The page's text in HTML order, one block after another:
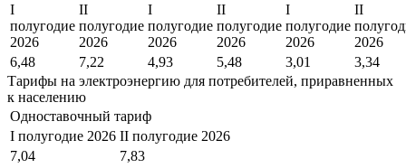
I
полугодие
2026
II
полугодие
2026
I
полугодие
2026
II
полугодие
2026
I
полугодие
2026
II
2026
6,48
7,22 4,93 5,48 3,01
3,34
Тарифы на электроэнергию для потребителей, приравненных
к населению
Одноставочный тариф
I полугодие 2026 II полугодие 2026
7,04
7,83